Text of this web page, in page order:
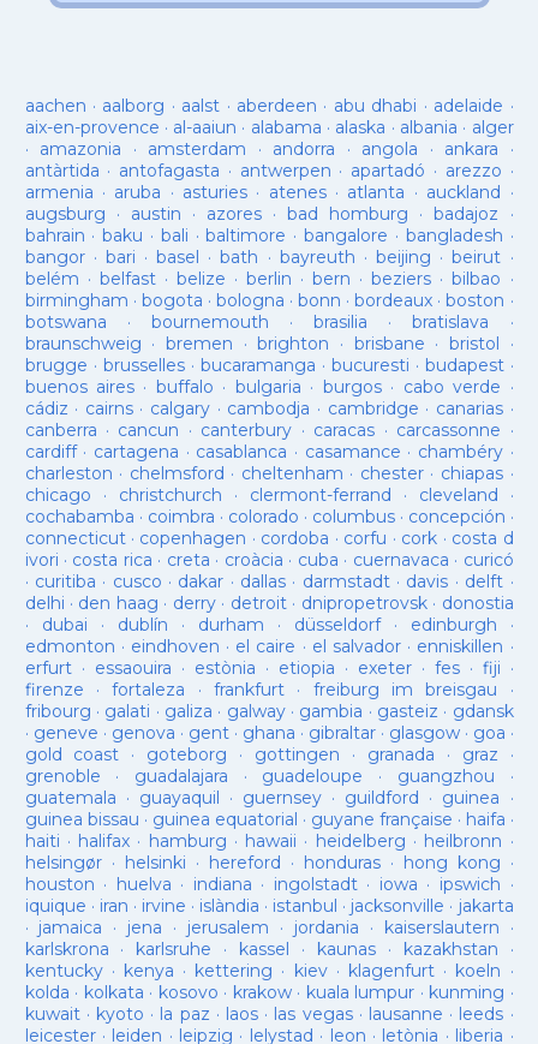
aachen · aalborg · aalst · aberdeen · abu dhabi · adelaide ·
aix-en-provence · al-aaiun · alabama · alaska · albania · alger
· amazonia · amsterdam · andorra · angola · ankara ·
antàrtida · antofagasta · antwerpen · apartadó · arezzo ·
armenia · aruba · asturies· atenes· atlanta · auckland ·
augsburg · austin · azores·bad homburg ·badajoz ·
bahrain ·baku · bali ·baltimore ·bangalore · bangladesh ·
bangor· bari ·basel ·bath · bayreuth ·beijing ·beirut ·
belém · belfast· belize · berlin ·bern ·beziers ·bilbao ·
birmingham · bogota · bologna ·bonn ·bordeaux ·boston ·
botswana · bournemouth ·brasilia ·bratislava ·
braunschweig · bremen ·brighton · brisbane · bristol ·
brugge · brusselles· bucaramanga · bucuresti · budapest·
buenos aires· buffalo · bulgaria · burgos· cabo verde ·
cádiz · cairns· calgary · cambodja · cambridge · canarias·
canberra · cancun · canterbury · caracas · carcassonne ·
cardiff· cartagena · casablanca · casamance · chambéry·
charleston · chelmsford · cheltenham · chester· chiapas ·
chicago · christchurch · clermont-ferrand · cleveland ·
cochabamba · coimbra · colorado · columbus· concepción ·
connecticut· copenhagen · cordoba · corfu · cork · costa d
ivori · costa rica · creta · croàcia · cuba · cuernavaca · curicó
· curitiba · cusco · dakar · dallas · darmstadt· davis · delft ·
delhi · den haag · derry· detroit· dnipropetrovsk· donostia
· dubai · dublín · durham · düsseldorf· edinburgh ·
edmonton · eindhoven · el caire · el salvador · enniskillen ·
erfurt· essaouira · estònia · etiopia · exeter· fes· fiji ·
firenze ·fortaleza · frankfurt· freiburg im breisgau ·
fribourg · galati · galiza · galway· gambia · gasteiz · gdansk
· geneve · genova · gent· ghana · gibraltar· glasgow· goa ·
gold coast · goteborg · gottingen · granada · graz ·
grenoble · guadalajara · guadeloupe · guangzhou ·
guatemala · guayaquil · guernsey· guildford · guinea ·
guinea bissau · guinea equatorial · guyane française · haifa ·
haiti · halifax · hamburg · hawaii · heidelberg · heilbronn ·
helsingør· helsinki · hereford · honduras· hong kong ·
houston · huelva · indiana · ingolstadt· iowa · ipswich ·
iquique · iran · irvine · islàndia · istanbul · jacksonville · jakarta
· jamaica · jena · jerusalem · jordania · kaiserslautern ·
karlskrona · karlsruhe · kassel · kaunas· kazakhstan ·
kentucky· kenya · kettering · kiev· klagenfurt · koeln ·
kolda · kolkata · kosovo · krakow· kuala lumpur · kunming ·
kuwait· kyoto · la paz · laos· las vegas· lausanne · leeds ·
leicester· leiden · leipzig · lelystad · leon · letònia · liberia ·